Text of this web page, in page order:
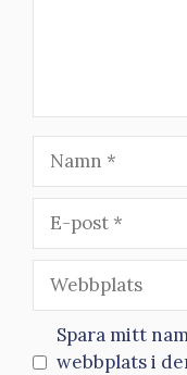
post
Webbplats
Spara mitt
webbplats i